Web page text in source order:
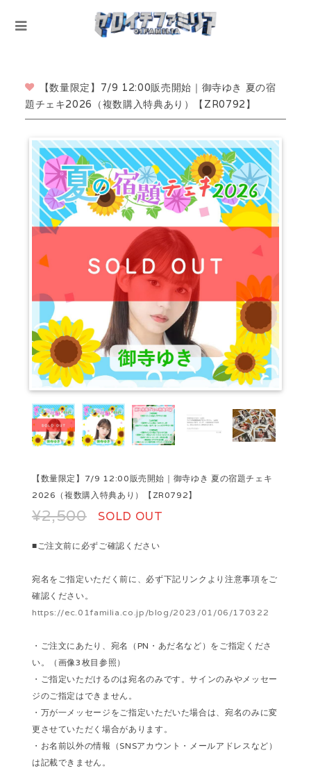
【数量限定】7/9 12:00販売開始｜御寺ゆき 夏の宿
題チェキ2026（複数購入特典あり）【ZR0792】
【数量限定】7/9 12:00販売開始｜御寺ゆき 夏の宿題チェキ
2026（複数購入特典あり）【ZR0792】
¥2,500 SOLD OUT
■ご注文前に必ずご確認ください
宛名をご指定いただく前に、必ず下記リンクより注意事項をご
確認ください。
https://ec.01familia.co.jp/blog/2023/01/06/170322
・ご注文にあたり、宛名（PN・あだ名など）をご指定くださ
い。（画像3枚目参照）
・ご指定いただけるのは宛名のみです。サインのみやメッセー
ジのご指定はできません。
・万が一メッセージをご指定いただいた場合は、宛名のみに変
更させていただく場合があります。
・お名前以外の情報（SNSアカウント・メールアドレスなど）
は記載できません。